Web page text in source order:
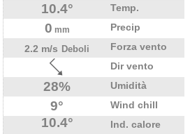
10.4° Temp.
0 mm
Precip
2.2 m/s Deboli
Forza vento
Dir vento
28% Umidità
9° Wind chill
10.4° Ind. calore